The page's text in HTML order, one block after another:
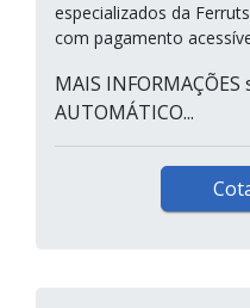
especializados da
com pagamento
MAIS INFORMAÇÕES
AUTOMÁTICO...